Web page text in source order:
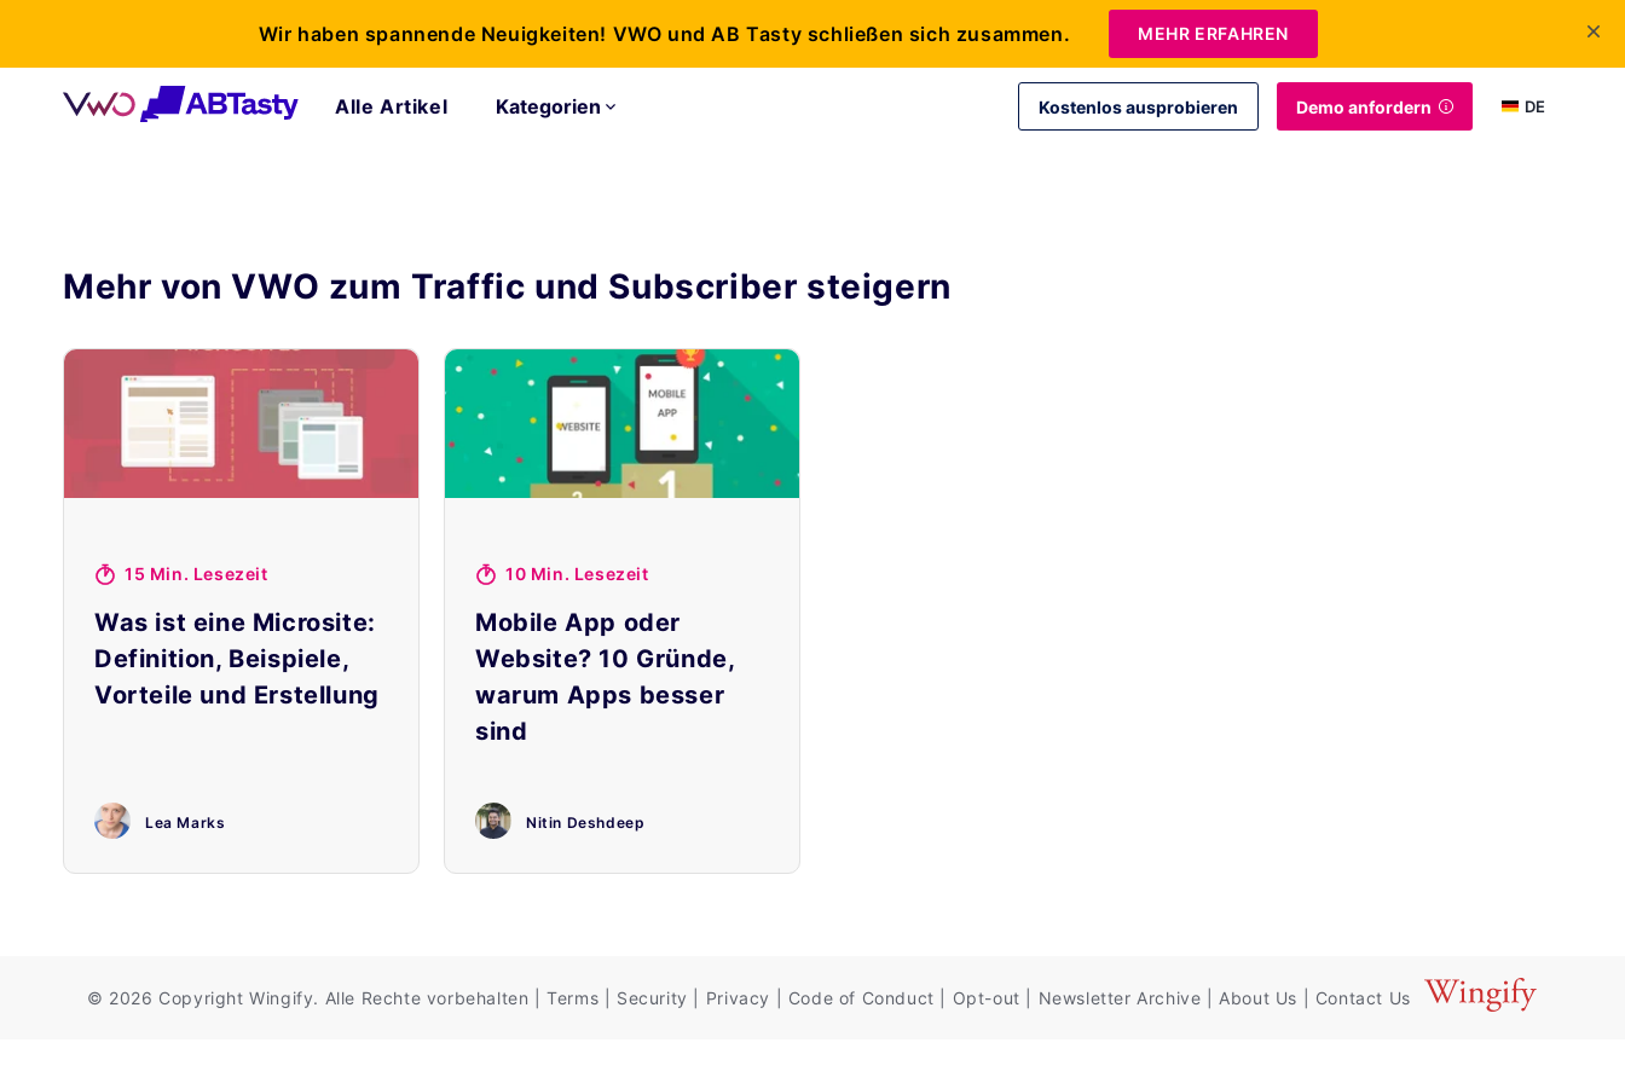
Alle Artikel Kategorien Kostenlos ausprobieren Demo anfordern DE
Mehr von VWO zum Traffic und Subscriber steigern
15 Min. Lesezeit
Was ist eine Microsite:
Definition, Beispiele,
Vorteile und Erstellung
Lea Marks
10 Min. Lesezeit
Mobile App oder
Website? 10 Gründe,
warum Apps besser
sind
Nitin Deshdeep
© 2026 CopyrightWingify. Alle Rechte vorbehalten Terms Security Privacy Code of Conduct Opt-out Newsletter Archive About Us Contact Us
Wir haben spannende Neuigkeiten! VWO und AB Tasty schließen sich zusammen. MEHR ERFAHREN